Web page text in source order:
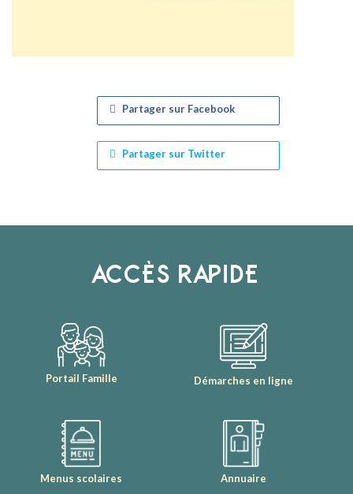
Partager sur Facebook
Partager sur Twitter
ACCÈS RAPIDE
Portail Famille Démarches en ligne
Menus scolaires Annuaire